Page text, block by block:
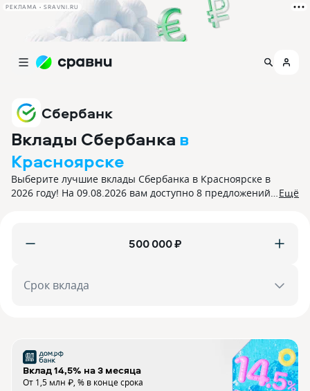
РЕКЛАМА • SRAVNI.RU
Сбербанк
Вклады Сбербанка в
Красноярске
Выберите лучшие вклады Сбербанка в Красноярске в
2026 году! На 09.08.2026 вам доступно 8 предложений
Ещё
₽
Срок вклада
Вклад 14,5% на 3 месяца
От 1,5 млн ₽, % в конце срока